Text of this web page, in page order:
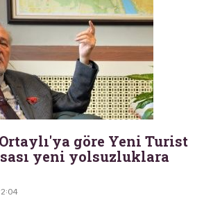
göre Yeni Turist
yeni yolsuzluklara